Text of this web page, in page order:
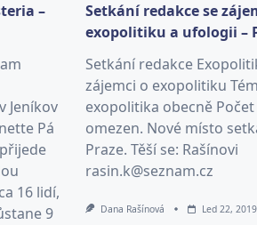
–
Jeníkov
Pá
16 lidí,
9
Setkání redakce se
exopolitiku a ufologii –
Setkání redakce
zájemci o exopolitiku
exopolitika obecně
omezen. Nové místo
Praze. Těší se: Rašínovi
rasin.k@seznam.cz
Dana Rašínová Led 22, 2019